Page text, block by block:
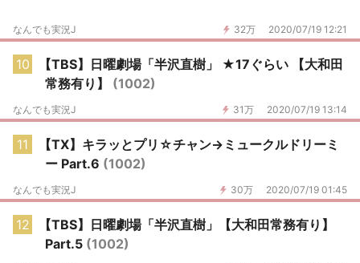
32万 2020/07/19 12:21
なんでも実況J
10
【TBS】日曜劇場「半沢直樹」 ★17ぐらい 【大和田
常務有り】 (1002)
31万 2020/07/19 13:14
なんでも実況J
11
【TX】キラッとプリ☆チャン→ミュークルドリーミ
ー Part.6 (1002)
30万 2020/07/19 01:45
なんでも実況J
12
【TBS】日曜劇場「半沢直樹」【大和田常務有り】
Part.5 (1002)